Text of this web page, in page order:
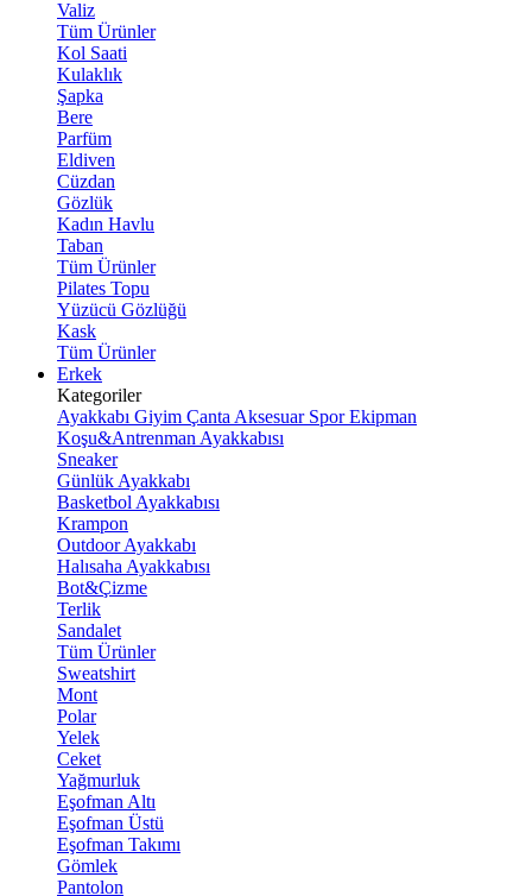
Valiz
Tüm Ürünler
Kol Saati
Kulaklık
Şapka
Bere
Parfüm
Eldiven
Cüzdan
Gözlük
Kadın Havlu
Taban
Tüm Ürünler
Pilates Topu
Yüzücü Gözlüğü
Kask
Tüm Ürünler
Erkek
Kategoriler
Ayakkabı Giyim Çanta Aksesuar Spor Ekipman
Koşu&Antrenman Ayakkabısı
Sneaker
Günlük Ayakkabı
Basketbol Ayakkabısı
Krampon
Outdoor Ayakkabı
Halısaha Ayakkabısı
Bot&Çizme
Terlik
Sandalet
Tüm Ürünler
Sweatshirt
Mont
Polar
Yelek
Ceket
Yağmurluk
Eşofman Altı
Eşofman Üstü
Eşofman Takımı
Gömlek
Pantolon